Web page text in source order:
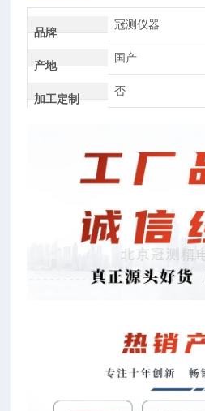
品牌
冠测仪器
产地
国产
加工定制
否